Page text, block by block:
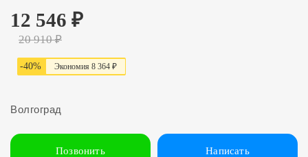
12 546 ₽
20 910₽
-40% Экономия 8 364 ₽
Волгоград
Позвонить Написать